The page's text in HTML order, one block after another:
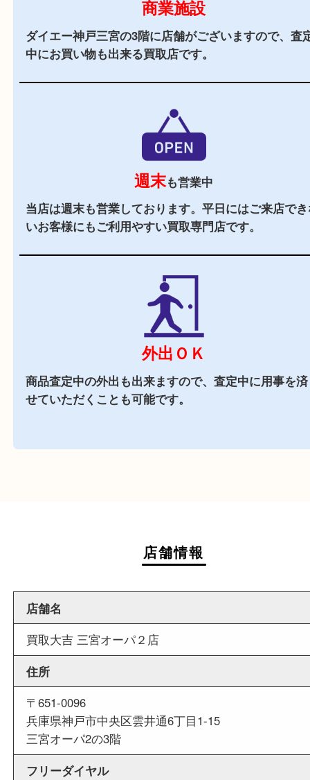
お客様でも安心してご来店いただけます。
駅チカ
三ノ宮駅のA21番出口よりすぐの買取専門店です
駐車場あり
ダイエー三宮店の 施設駐車場をご利用ください。
ダイエー神戸三宮の3階に店舗がございますので
中にお買い物も出来る買取店です。
週末
当店は週末も営業しております。平日にはご来店
いお客様にもご利用やすい買取専門店です。